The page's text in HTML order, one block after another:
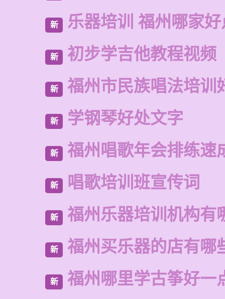
新 乐器培训 福州哪家好
新 初步学吉他教程视频
新 福州市民族唱法培训
新 学钢琴好处文字
新 福州唱歌年会排练速
新 唱歌培训班宣传词
新 福州乐器培训机构有
新 福州买乐器的店有哪
新 福州哪里学古筝好一